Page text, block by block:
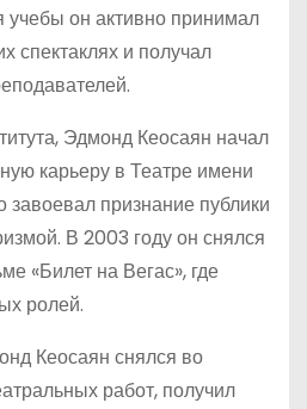
учебы он активно принимал
спектаклях и получал
Эдмонд Кеосаян начал
карьеру в Театре имени
признание публики
В 2003 году он снялся
«Билет на Вегас», где
ролей.
Кеосаян снялся во
работ, получил